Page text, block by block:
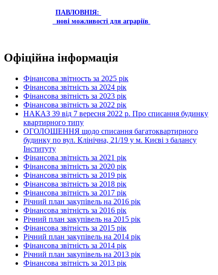
ПАВЛОВНІЯ:
нові можливості для аграріїв
Офіційна інформація
Фінансова звітность за 2025 рік
Фінансова звітність за 2024 рік
Фінансова звітність за 2023 рік
Фінансова звітність за 2022 рік
НАКАЗ 39 від 7 вересня 2022 р. Про списання будинку
квартирного типу
ОГОЛОШЕННЯ щодо списання багатоквартирного
будинку по вул. Клінічна, 21/19 у м. Києві з балансу
Інституту
Фінансова звітність за 2021 рік
Фінансова звітність за 2020 рік
Фінансова звітність за 2019 рік
Фінансова звітність за 2018 рік
Фінансова звітність за 2017 рік
Річний план закупівель на 2016 рік
Фінансова звітність за 2016 рік
Річний план закупівель на 2015 рік
Фінансова звітність за 2015 рік
Річний план закупівель на 2014 рік
Фінансова звітність за 2014 рік
Річний план закупівель на 2013 рік
Фінансова звітність за 2013 рік